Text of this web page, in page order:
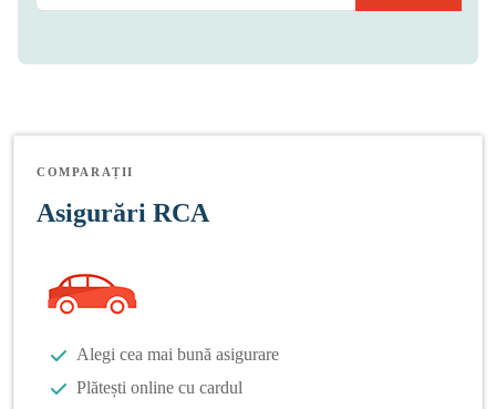
COMPARAȚII
Asigurări RCA
Alegi cea mai bună asigurare
Plătești online cu cardul